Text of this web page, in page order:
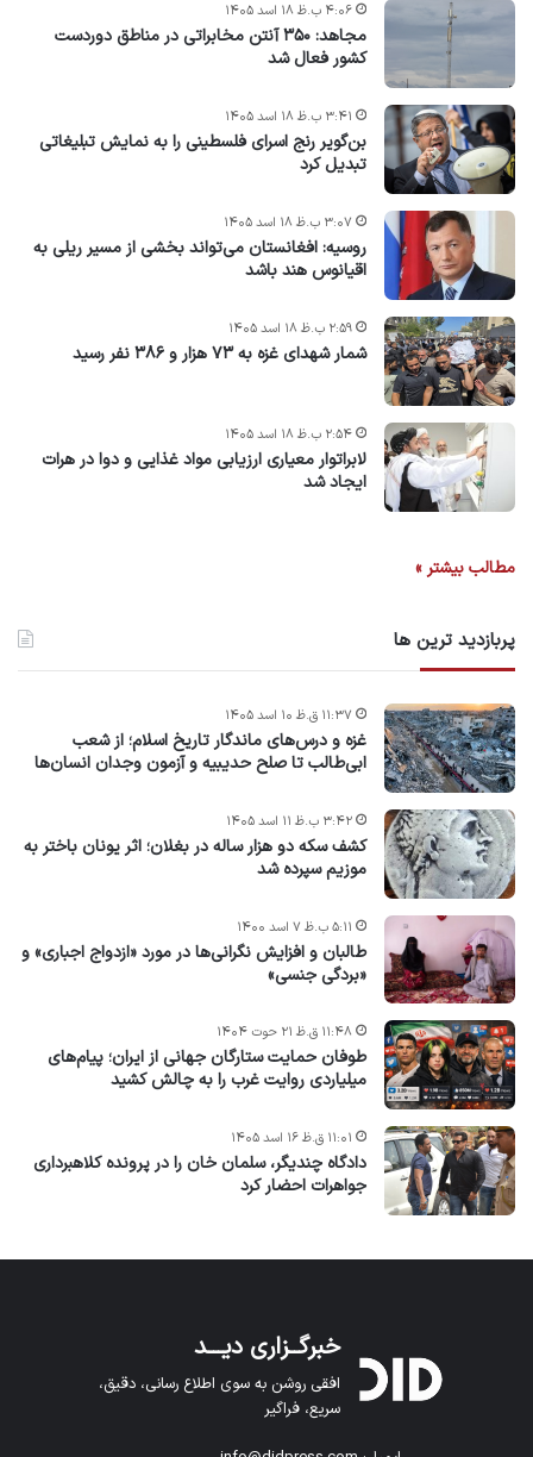
مجاهد: ۳۵۰ آنتن مخابراتی در مناطق دوردست
کشور فعال شد
۴:۰۶ ب.ظ ۱۸ اسد ۱۴۰۵
بن‌گویر رنج اسرای فلسطینی را به نمایش تبلیغاتی
تبدیل کرد
۳:۴۱ ب.ظ ۱۸ اسد ۱۴۰۵
روسیه: افغانستان می‌تواند بخشی از مسیر ریلی به
اقیانوس هند باشد
۳:۰۷ ب.ظ ۱۸ اسد ۱۴۰۵
شمار شهدای غزه به ۷۳ هزار و ۳۸۶ نفر رسید
۲:۵۹ ب.ظ ۱۸ اسد ۱۴۰۵
لابراتوار معیاری ارزیابی مواد غذایی و دوا در هرات
ایجاد شد
۲:۵۴ ب.ظ ۱۸ اسد ۱۴۰۵
مطالب بیشتر »
پربازدید ترین ها
غزه و درس‌های ماندگار تاریخ اسلام؛ از شعب
ابی‌طالب تا صلح حدیبیه و آزمون وجدان انسان‌ها
۱۱:۳۷ ق.ظ ۱۰ اسد ۱۴۰۵
کشف سکه دو هزار ساله در بغلان؛ اثر یونان باختر به
موزیم سپرده شد
۳:۴۲ ب.ظ ۱۱ اسد ۱۴۰۵
طالبان و افزایش نگرانی‌ها در مورد «ازدواج اجباری» و
«بردگی جنسی»
۵:۱۱ ب.ظ ۷ اسد ۱۴۰۰
طوفان حمایت ستارگان جهانی از ایران؛ پیام‌های
میلیاردی روایت غرب را به چالش کشید
۱۱:۴۸ ق.ظ ۲۱ حوت ۱۴۰۴
دادگاه چندیگر، سلمان خان را در پرونده کلاهبرداری
جواهرات احضار کرد
۱۱:۰۱ ق.ظ ۱۶ اسد ۱۴۰۵
خبرگــزاری دیـــد
افقی روشن به سوی اطلاع رسانی، دقیق،
سریع، فراگیر